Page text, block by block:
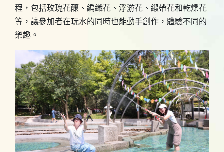
程，包括玫瑰花釀、編織花、浮游花、緞帶花和乾燥花
等，讓參加者在玩水的同時也能動手創作，體驗不同的
樂趣。